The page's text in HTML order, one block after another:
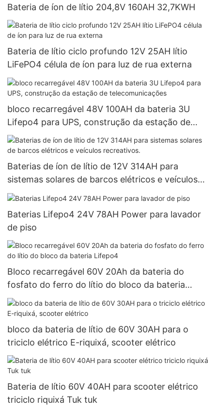
Bateria de íon de lítio 204,8V 160AH 32,7KWH
Bateria de lítio ciclo profundo 12V 25AH lítio
LiFePO4 célula de íon para luz de rua externa
bloco recarregável 48V 100AH ​​da bateria 3U
Lifepo4 para UPS, construção da estação de
telecomunicações
Baterias de íon de lítio de 12V 314AH para
sistemas solares de barcos elétricos e veículos
recreativos.
Baterias Lifepo4 24V 78AH Power para lavador
de piso
Bloco recarregável 60V 20Ah da bateria do
fosfato do ferro do lítio do bloco da bateria
Lifepo4
bloco da bateria de lítio de 60V 30AH para o
triciclo elétrico E-riquixá, scooter elétrico
Bateria de lítio 60V 40AH para scooter elétrico
triciclo riquixá Tuk tuk